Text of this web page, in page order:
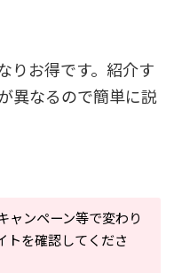
りお得です。紹介す
異なるので簡単に説
ャンペーン等で変わり
トを確認してくださ